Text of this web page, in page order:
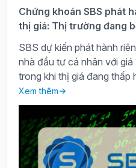
Chứng khoán SBS phát
thị giá: Thị trường đang
SBS dự kiến phát hành
nhà đầu tư cá nhân với
trong khi thị giá đang thấp
Xem thêm